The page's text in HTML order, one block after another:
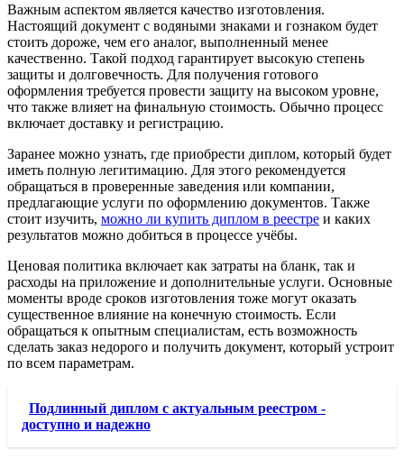
Важным аспектом является качество изготовления.
Настоящий документ с водяными знаками и гознаком будет
стоить дороже, чем его аналог, выполненный менее
качественно. Такой подход гарантирует высокую степень
защиты и долговечность. Для получения готового
оформления требуется провести защиту на высоком уровне,
что также влияет на финальную стоимость. Обычно процесс
включает доставку и регистрацию.
Заранее можно узнать, где приобрести диплом, который будет
иметь полную легитимацию. Для этого рекомендуется
обращаться в проверенные заведения или компании,
предлагающие услуги по оформлению документов. Также
стоит изучить, можно ли купить диплом в реестре и каких
результатов можно добиться в процессе учёбы.
Ценовая политика включает как затраты на бланк, так и
расходы на приложение и дополнительные услуги. Основные
моменты вроде сроков изготовления тоже могут оказать
существенное влияние на конечную стоимость. Если
обращаться к опытным специалистам, есть возможность
сделать заказ недорого и получить документ, который устроит
по всем параметрам.
Подлинный диплом с актуальным реестром -
доступно и надежно